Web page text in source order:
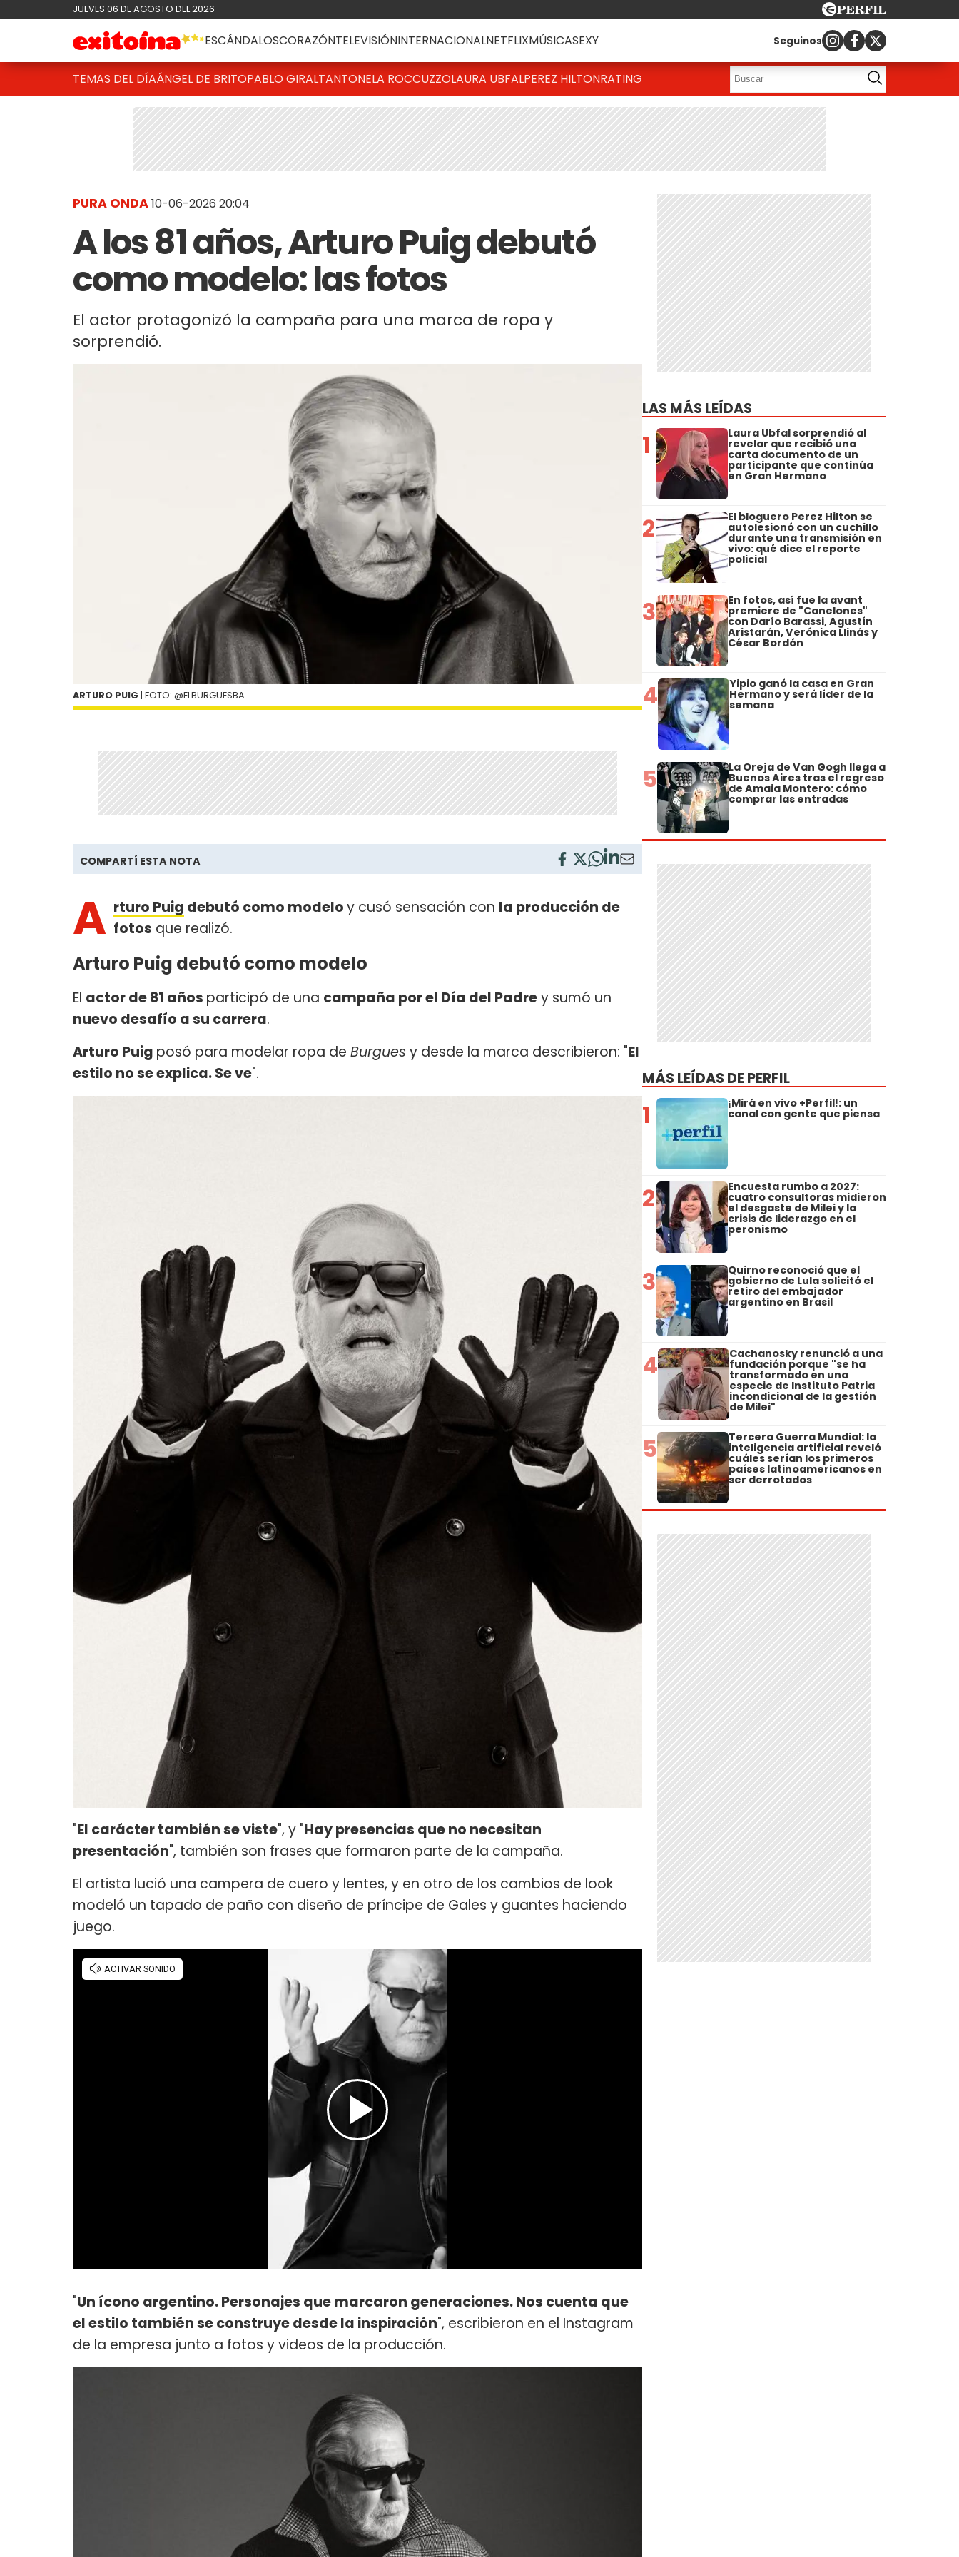
JUEVES 06 DE AGOSTO DEL 2026
ESCÁNDALOSCORAZÓNTELEVISIÓNINTERNACIONALNETFLIXMÚSICASEXY Seguinos
TEMAS DEL DÍAÁNGEL DE BRITOPABLO GIRALTANTONELA ROCCUZZOLAURA UBFALPEREZ HILTONRATING
PURA ONDA10-06-2026 20:04
A los 81 años, Arturo Puig debutó
como modelo: las fotos
El actor protagonizó la campaña para una marca de ropa y
sorprendió.
ARTURO PUIG | FOTO: @ELBURGUESBA
COMPARTÍ ESTA NOTA
A rturo Puig debutó como modeloy cusó sensación con la producción de
fotos que realizó.
Arturo Puig debutó como modelo
El actor de 81 años participó de una campaña por el Día del Padrey sumó un
nuevo desafío a su carrera.
Arturo Puig posó para modelar ropa de Burgues y desde la marca describieron: "El
estilo no se explica. Se ve".
"El carácter también se viste", y "Hay presencias que no necesitan
presentación", también son frases que formaron parte de la campaña.
El artista lució una campera de cuero y lentes, y en otro de los cambios de look
modeló un tapado de paño con diseño de príncipe de Gales y guantes haciendo
juego.
"Un ícono argentino. Personajes que marcaron generaciones. Nos cuenta que
el estilo también se construye desde la inspiración", escribieron en el Instagram
de la empresa junto a fotos y videos de la producción.
LAS MÁS LEÍDAS
1 Laura Ubfal sorprendió al
revelar que recibió una
carta documento de un
participante que continúa
en Gran Hermano
2 El bloguero Perez Hilton se
autolesionó con un cuchillo
durante una transmisión en
vivo: qué dice el reporte
policial
3 En fotos, así fue la avant
premiere de "Canelones"
con Darío Barassi, Agustín
Aristarán, Verónica Llinás y
César Bordón
4 Yipio ganó la casa en Gran
Hermano y será líder de la
semana
5 La Oreja de Van Gogh llega a
Buenos Aires tras el regreso
de Amaia Montero: cómo
comprar las entradas
MÁS LEÍDAS DE PERFIL
1 ¡Mirá en vivo +Perfil!: un
canal con gente que piensa
2 Encuesta rumbo a 2027:
cuatro consultoras midieron
el desgaste de Milei y la
crisis de liderazgo en el
peronismo
3 Quirno reconoció que el
gobierno de Lula solicitó el
retiro del embajador
argentino en Brasil
4 Cachanosky renunció a una
fundación porque "se ha
transformado en una
especie de Instituto Patria
incondicional de la gestión
de Milei"
5 Tercera Guerra Mundial: la
inteligencia artificial reveló
cuáles serían los primeros
países latinoamericanos en
ser derrotados